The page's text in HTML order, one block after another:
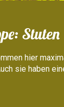
Stuten
hier
sie haben